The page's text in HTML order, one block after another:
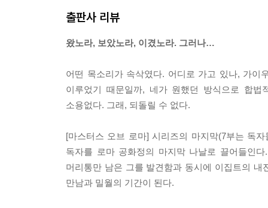
절멸이지. 난 곤경에 처했어. --- p.384
도덕이라는 건 분명 멋진 관념이지만, 누군가는
승리의 아픔이란 전장의 유일한 생존자로 남는 것
--- p.535
출판사 리뷰
왔노라, 보았노라, 이겼노라. 그러나…
어떤 목소리가 속삭였다. 어디로 가고 있나, 가
이루었기 때문일까, 네가 원했던 방식으로 합
소용없다. 그래, 되돌릴 수 없다.
[마스터스 오브 로마] 시리즈의 마지막(7부는 독
독자를 로마 공화정의 마지막 나날로 끌어들인
머리통만 남은 그를 발견함과 동시에 이집트의
만남과 밀월의 기간이 된다.